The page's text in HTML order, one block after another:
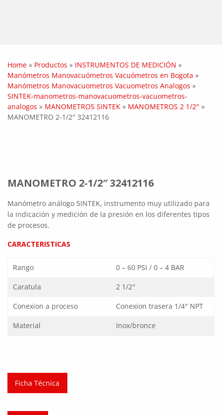
Home » Productos » INSTRUMENTOS DE MEDICIÓN »
Manómetros Manovacuómetros Vacuómetros en Bogota »
Manómetros Manovacuometros Vacuometros Analogos »
SINTEK-manometros-manovacuometros-vacuometros-
analogos » MANOMETROS SINTEK » MANOMETROS 2 1/2" »
MANOMETRO 2-1/2″ 32412116
MANOMETRO 2-1/2″ 32412116
Manómetro análogo SINTEK, instrumento muy utilizado para
la indicación y medición de la presión en los diferentes tipos
de procesos.
CARACTERISTICAS
Rango 0 – 60 PSI / 0 – 4 BAR
Caratula 2 1/2″
Conexion a proceso Conexion trasera 1/4″ NPT
Material Inox/bronce
Ficha Técnica